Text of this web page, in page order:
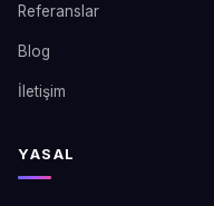
Referanslar
Blog
İletişim
YASAL